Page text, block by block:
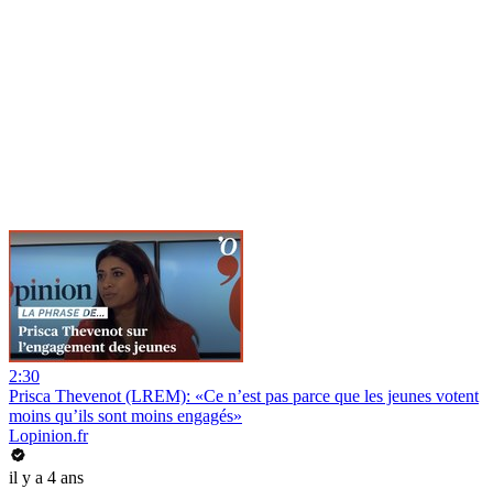
2:30
Prisca Thevenot (LREM): «Ce n’est pas parce que les jeunes votent
moins qu’ils sont moins engagés»
Lopinion.fr
il y a 4 ans